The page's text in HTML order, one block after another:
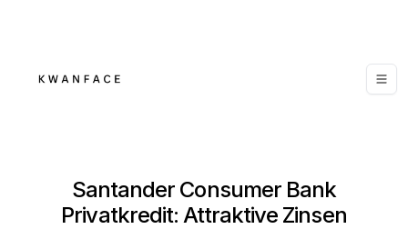
Santander Consumer Bank
Privatkredit: Attraktive Zinsen